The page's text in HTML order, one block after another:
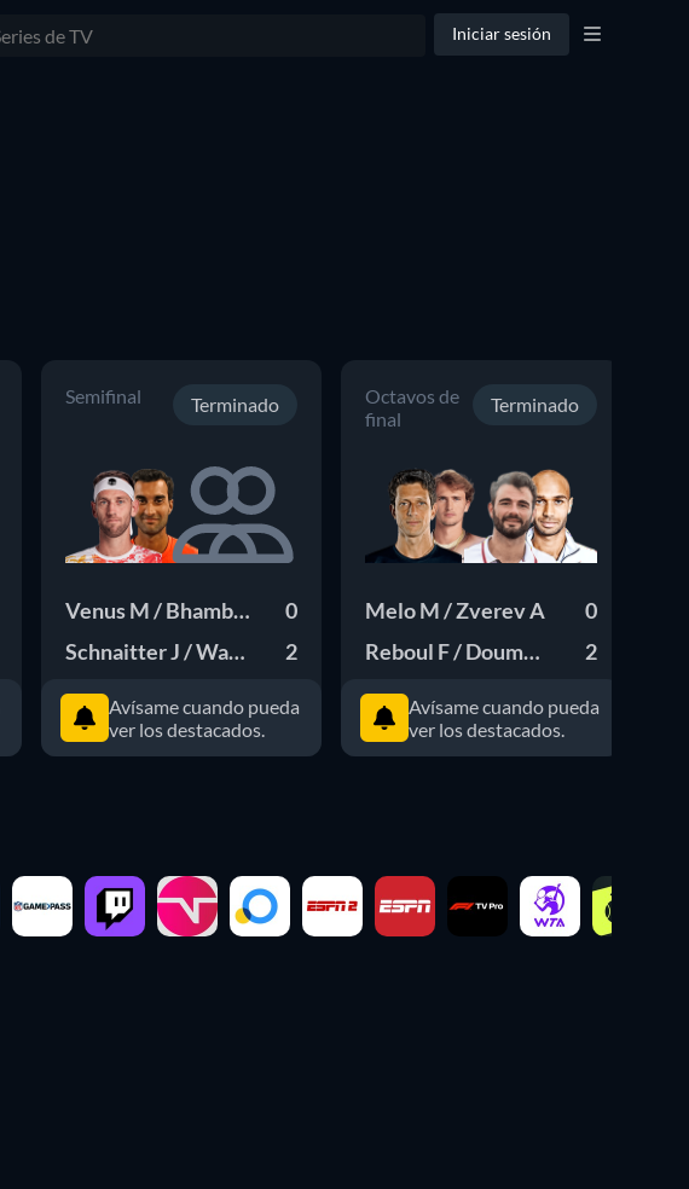
Iniciar sesión
Semifinal Terminado
Venus M / Bhambri Y
0
Schnaitter J / Wallner M
2
Avísame cuando pueda
ver los destacados.
Octavos de
final
Terminado
Melo M / Zverev A
0
Reboul F / Doumbia S
2
Avísame cuando pueda
ver los destacados.